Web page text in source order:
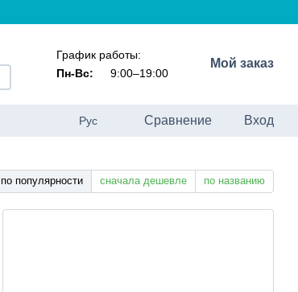
График работы:
Пн-Вс:
9:00–19:00
Мой заказ
Рус Сравнение Вход
по популярности сначала дешевле по названию